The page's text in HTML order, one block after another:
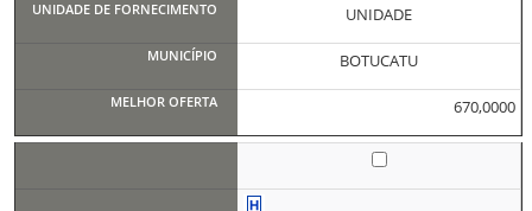
UNIDADE
BOTUCATU
670,0000